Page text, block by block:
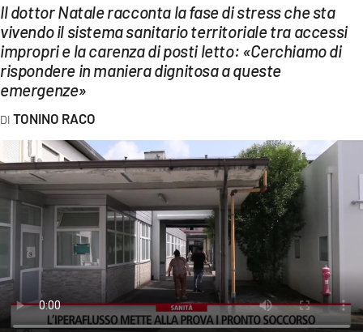
LAC ONAIR
LaC
Network
LACPLAY.IT
LACTV.IT
LACONAIR.IT
LACITYMAG.IT
ILREGGINO.IT
COSENZACHANNEL.IT
ILVIBONESE.IT
Il dottor Natale racconta la fase di stress che sta
vivendo il sistema sanitario territoriale tra accessi
impropri e la carenza di posti letto: «Cerchiamo di
rispondere in maniera dignitosa a queste
emergenze»
TONINO RACO